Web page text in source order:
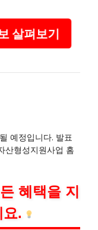
살펴보기
예정입니다. 발표
산형성지원사업 홈
혜택을 지
.